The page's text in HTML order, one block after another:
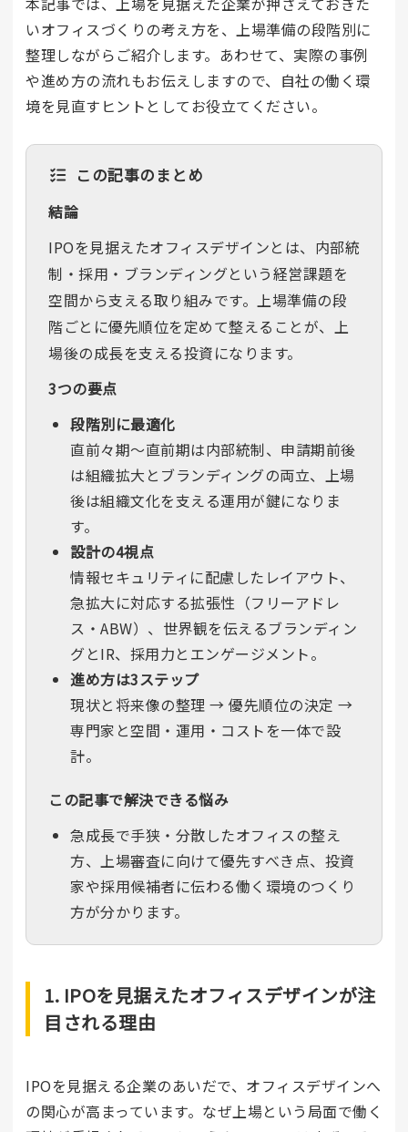
いオフィスづくりの考え方を、上場準備の段階別に
整理しながらご紹介します。あわせて、実際の事例
や進め方の流れもお伝えしますので、自社の働く環
境を見直すヒントとしてお役立てください。
この記事のまとめ
結論
IPOを見据えたオフィスデザインとは、内部統
制・採用・ブランディングという経営課題を
空間から支える取り組みです。上場準備の段
階ごとに優先順位を定めて整えることが、上
場後の成長を支える投資になります。
3つの要点
段階別に最適化
直前々期〜直前期は内部統制、申請期前後
は組織拡大とブランディングの両立、上場
後は組織文化を支える運用が鍵になりま
す。
設計の4視点
情報セキュリティに配慮したレイアウト、
急拡大に対応する拡張性（フリーアドレ
ス・ABW）、世界観を伝えるブランディン
グとIR、採用力とエンゲージメント。
進め方は3ステップ
現状と将来像の整理 → 優先順位の決定 →
専門家と空間・運用・コストを一体で設
計。
この記事で解決できる悩み
急成長で手狭・分散したオフィスの整え
方、上場審査に向けて優先すべき点、投資
家や採用候補者に伝わる働く環境のつくり
方が分かります。
1. IPOを見据えたオフィスデザインが注
目される理由
IPOを見据える企業のあいだで、オフィスデザインへ
の関心が高まっています。なぜ上場という局面で働く